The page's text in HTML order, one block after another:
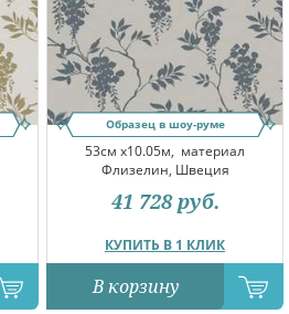
Образец в шоу-руме
53см x10.05м, материал
Флизелин, Швеция
КУПИТЬ В 1 КЛИК
41 728 руб.
В корзину